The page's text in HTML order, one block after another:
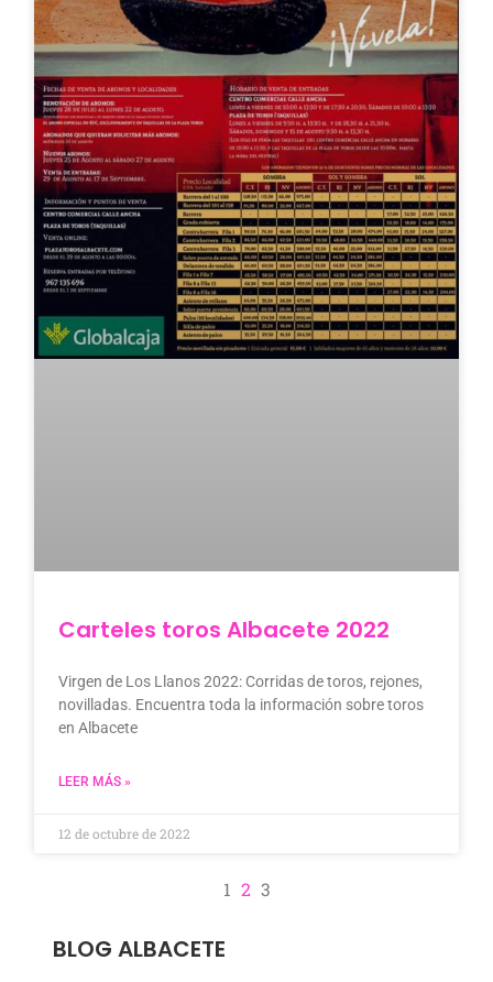
Carteles toros Albacete 2022
Virgen de Los Llanos 2022: Corridas de toros, rejones,
novilladas. Encuentra toda la información sobre toros
en Albacete
LEER MÁS »
12 de octubre de 2022
1 2 3
BLOG ALBACETE